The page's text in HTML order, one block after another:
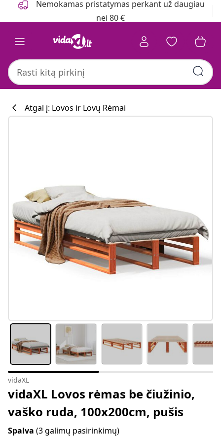
Nemokamas pristatymas perkant už daugiau
nei 80 €
Atgal į: Lovos ir Lovų Rėmai
vidaXL
vidaXL Lovos rėmas be čiužinio,
vaško ruda, 100x200cm, pušis
Spalva (3 galimų pasirinkimų)